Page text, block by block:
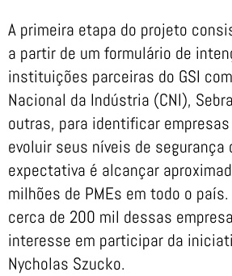
A primeira etapa do projeto
a partir de um formulário de
instituições parceiras do GSI
Nacional da Indústria (CNI),
outras, para identificar
evoluir seus níveis de segurança
expectativa é alcançar
milhões de PMEs em todo o
cerca de 200 mil dessas
interesse em participar da
Nycholas Szucko.